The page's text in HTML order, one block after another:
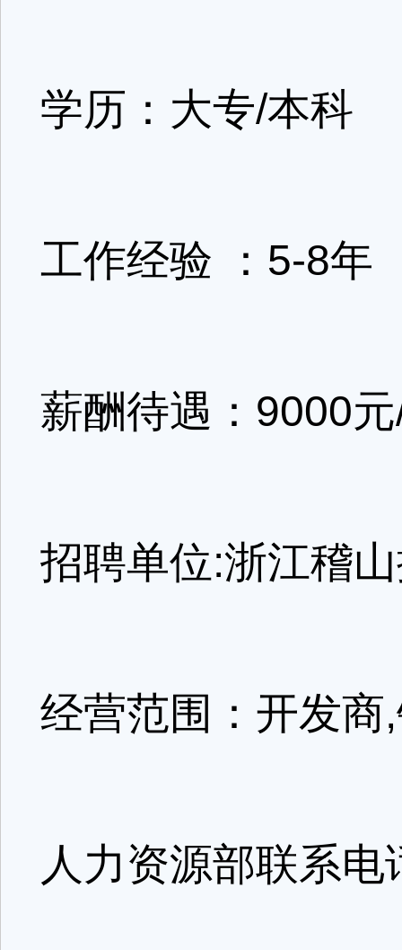
学历：大专/本科
工作经验 ：5-8年
薪酬待遇：9000
招聘单位:浙江稽
经营范围：开发商
人力资源部联系